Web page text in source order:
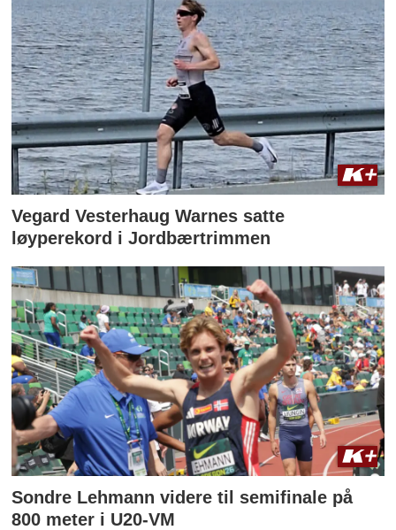
Vegard Vesterhaug Warnes satte
løyperekord i Jordbærtrimmen
Sondre Lehmann videre til semifinale på
800 meter i U20-VM